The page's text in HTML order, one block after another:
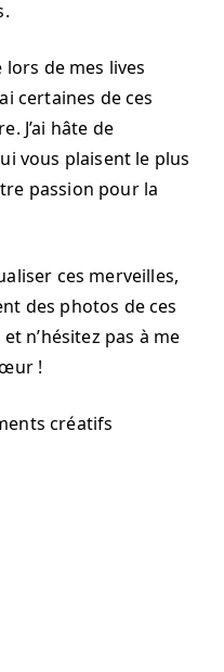
lors de mes lives
certaines de ces
J’ai hâte de
vous plaisent le plus
passion pour la
ces merveilles,
des photos de ces
n’hésitez pas à me
!
créatifs